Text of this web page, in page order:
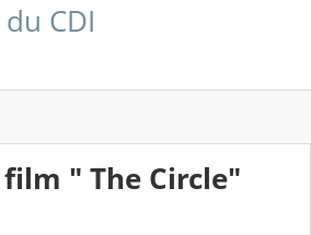
CDI
" The Circle"